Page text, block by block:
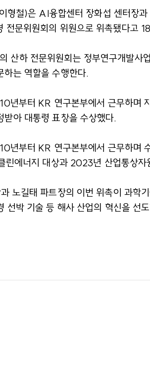
형철)은 AI융합센터 장화섭 센터장
전문위원회의 위원으로 위촉됐다고
산하 전문위원회는 정부연구개발
하는 역할을 수행한다.
년부터 KR 연구본부에서 근무하며
받아 대통령 표창을 수상했다.
년부터 KR 연구본부에서 근무하며
에너지 대상과 2023년 산업통상자
노길태 파트장의 이번 위촉이 과학
선박 기술 등 해사 산업의 혁신을 선